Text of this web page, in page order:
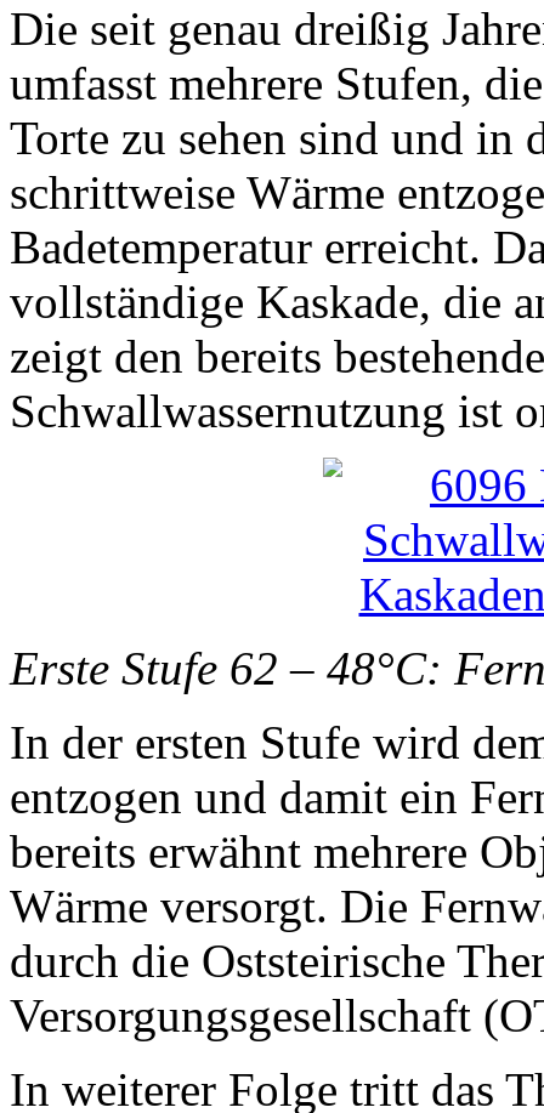
Die seit genau dreißig
umfasst mehrere Stufen,
Torte zu sehen sind und in
schrittweise Wärme
Badetemperatur erreicht.
vollständige Kaskade, die
zeigt den bereits
Schwallwassernutzung ist
Erste Stufe 62 – 48°C:
In der ersten Stufe wird
entzogen und damit ein
bereits erwähnt mehrere
Wärme versorgt. Die
durch die Oststeirische
Versorgungsgesellschaft
In weiterer Folge tritt das